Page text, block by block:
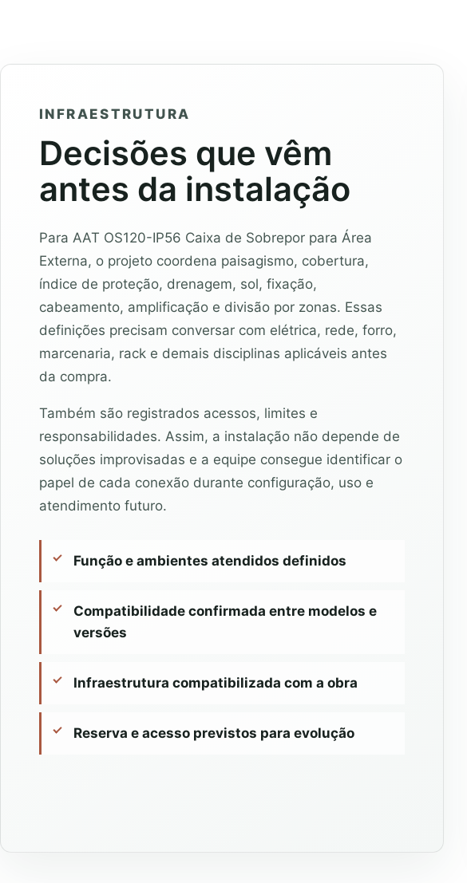
INFRAESTRUTURA
Decisões que vêm
antes da instalação
Para AAT OS120-IP56 Caixa de Sobrepor para Área
Externa, o projeto coordena paisagismo, cobertura,
índice de proteção, drenagem, sol, fixação,
cabeamento, amplificação e divisão por zonas. Essas
definições precisam conversar com elétrica, rede, forro,
marcenaria, rack e demais disciplinas aplicáveis antes
da compra.
Também são registrados acessos, limites e
responsabilidades. Assim, a instalação não depende de
soluções improvisadas e a equipe consegue identificar o
papel de cada conexão durante configuração, uso e
atendimento futuro.
Função e ambientes atendidos definidos
Compatibilidade confirmada entre modelos e
versões
Infraestrutura compatibilizada com a obra
Reserva e acesso previstos para evolução